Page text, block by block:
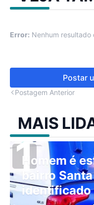
Error: Nenhum resultado
Postar
Postagem Anterior
MAIS
Homem é
bairro
identificado